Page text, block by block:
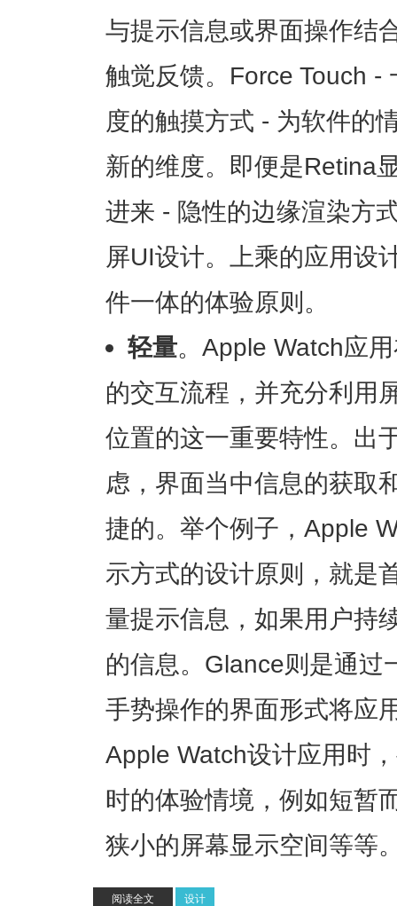
与提示信息或界面操作结
触觉反馈。Force Touch -
度的触摸方式 - 为软件的
新的维度。即便是Retina
进来 - 隐性的边缘渲染方
屏UI设计。上乘的应用设
件一体的体验原则。
轻量。Apple Watch应
的交互流程，并充分利用
位置的这一重要特性。出
虑，界面当中信息的获取
捷的。举个例子，Apple
示方式的设计原则，就是
量提示信息，如果用户持
的信息。Glance则是通过
手势操作的界面形式将应
Apple Watch设计应用时
时的体验情境，例如短暂
狭小的屏幕显示空间等等
阅读全文 设计